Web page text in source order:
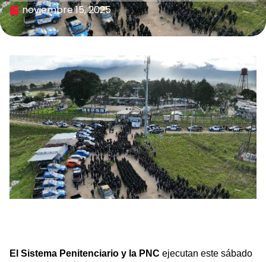
noviembre 15, 2025
El Sistema Penitenciario y la PNC ejecutan este sábado